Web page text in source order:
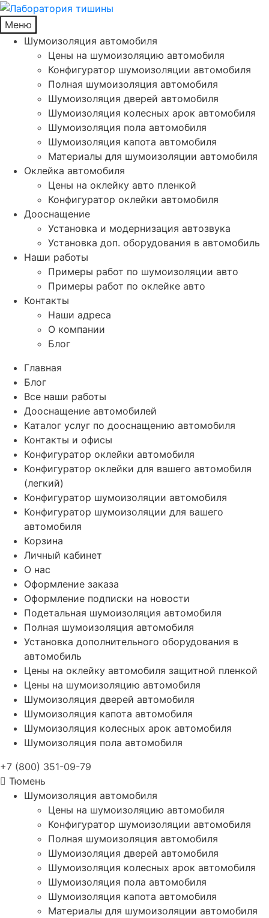
Меню
Шумоизоляция автомобиля
Цены на шумоизоляцию автомобиля
Конфигуратор шумоизоляции автомобиля
Полная шумоизоляция автомобиля
Шумоизоляция дверей автомобиля
Шумоизоляция колесных арок автомобиля
Шумоизоляция пола автомобиля
Шумоизоляция капота автомобиля
Материалы для шумоизоляции автомобиля
Оклейка автомобиля
Цены на оклейку авто пленкой
Конфигуратор оклейки автомобиля
Дооснащение
Установка и модернизация автозвука
Установка доп. оборудования в автомобиль
Наши работы
Примеры работ по шумоизоляции авто
Примеры работ по оклейке авто
Контакты
Наши адреса
О компании
Блог
Главная
Блог
Все наши работы
Дооснащение автомобилей
Каталог услуг по дооснащению автомобиля
Контакты и офисы
Конфигуратор оклейки автомобиля
Конфигуратор оклейки для вашего автомобиля
(легкий)
Конфигуратор шумоизоляции автомобиля
Конфигуратор шумоизоляции для вашего
автомобиля
Корзина
Личный кабинет
О нас
Оформление заказа
Оформление подписки на новости
Подетальная шумоизоляция автомобиля
Полная шумоизоляция автомобиля
Установка дополнительного оборудования в
автомобиль
Цены на оклейку автомобиля защитной пленкой
Цены на шумоизоляцию автомобиля
Шумоизоляция дверей автомобиля
Шумоизоляция капота автомобиля
Шумоизоляция колесных арок автомобиля
Шумоизоляция пола автомобиля
+7 (800) 351-09-79
Тюмень
Шумоизоляция автомобиля
Цены на шумоизоляцию автомобиля
Конфигуратор шумоизоляции автомобиля
Полная шумоизоляция автомобиля
Шумоизоляция дверей автомобиля
Шумоизоляция колесных арок автомобиля
Шумоизоляция пола автомобиля
Шумоизоляция капота автомобиля
Материалы для шумоизоляции автомобиля